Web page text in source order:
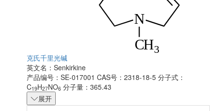
克氏千里光碱
英文名： Senkirkine
产品编号：SE-017001 CAS号：2318-18-5 分子式：
C19H27NO6 分子量：365.43
展开